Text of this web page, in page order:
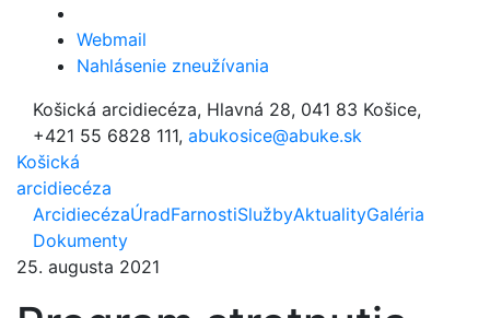
Webmail
Nahlásenie zneužívania
Košická arcidiecéza, Hlavná 28, 041 83 Košice,
+421 55 6828 111, abukosice@abuke.sk
Košická
arcidiecéza
ArcidiecézaÚradFarnostiSlužbyAktualityGaléria
Dokumenty
25. augusta 2021